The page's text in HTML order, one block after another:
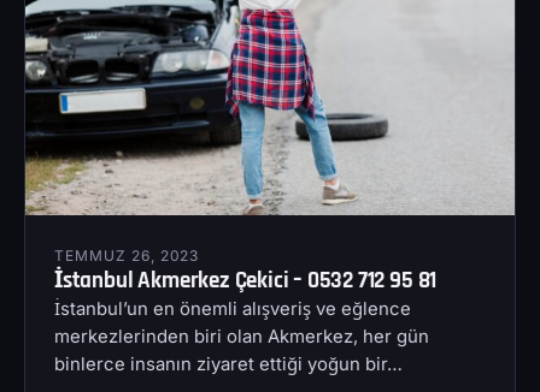
TEMMUZ 26, 2023
İstanbul Akmerkez Çekici – 0532 712 95 81
İstanbul’un en önemli alışveriş ve eğlence
merkezlerinden biri olan Akmerkez, her gün
binlerce insanın ziyaret ettiği yoğun bir…